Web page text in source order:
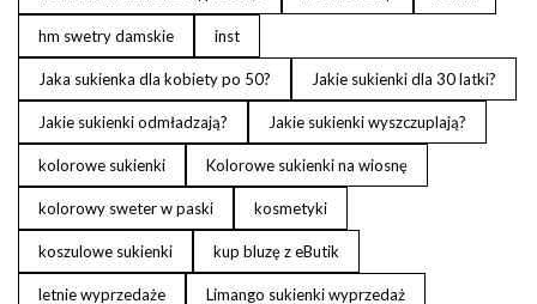
hm swetry damskie inst
Jaka sukienka dla kobiety po 50? Jakie sukienki dla 30 latki?
Jakie sukienki odmładzają? Jakie sukienki wyszczuplają?
kolorowe sukienki Kolorowe sukienki na wiosnę
kolorowy sweter w paski kosmetyki
koszulowe sukienki kup bluzę z eButik
letnie wyprzedaże Limango sukienki wyprzedaż